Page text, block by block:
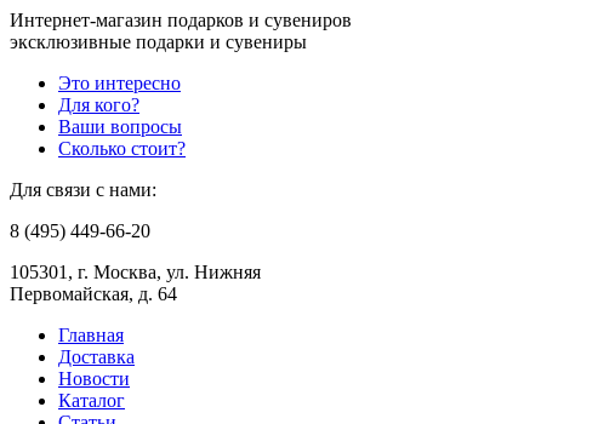
Интернет-магазин подарков и сувениров
эксклюзивные подарки и сувениры
Это интересно
Для кого?
Ваши вопросы
Сколько стоит?
Для связи с нами:
8 (495) 449-66-20
105301, г. Москва, ул. Нижняя
Первомайская, д. 64
Главная
Доставка
Новости
Каталог